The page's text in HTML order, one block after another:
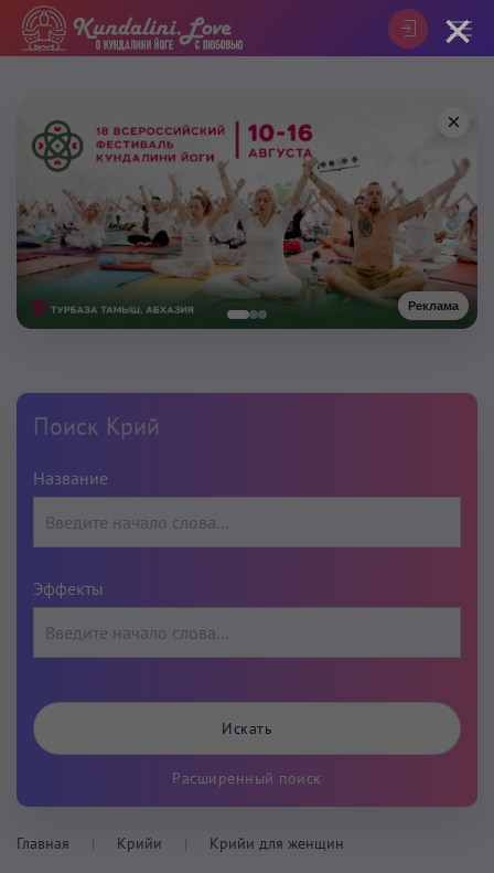
Реклама
×
Поиск Крий
Название
Эффекты
Расширенный поиск
Главная Крийи Крийи для женщин
×